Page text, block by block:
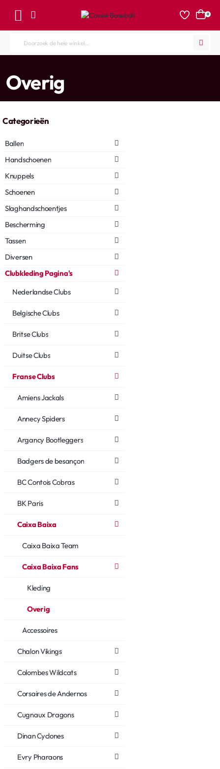
0
Doorzoek
winkel...
Overig
Categorieën
Ballen
Handschoenen
Knuppels
Schoenen
Slaghandschoentjes
Bescherming
Tassen
Diversen
Clubkleding Pagina's
Nederlandse Clubs
Belgische Clubs
Britse Clubs
Duitse Clubs
Franse Clubs
Amiens Jackals
Annecy Spiders
Argancy Bootleggers
Badgers de besançon
BC Contois Cobras
BK Paris
Caixa Baixa
Caixa Baixa Team
Caixa Baixa Fans
Kleding
Overig
Accessoires
Chalon Vikings
Colombes Wildcats
Corsaires de Andernos
Cugnaux Dragons
Dinan Cyclones
Evry Pharaons